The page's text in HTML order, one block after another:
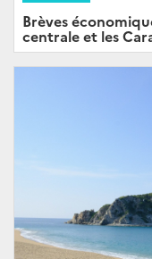
Brèves
centrale et les